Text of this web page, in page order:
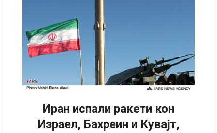
Иран испали ракети кон
Израел, Бахреин и Кувајт,